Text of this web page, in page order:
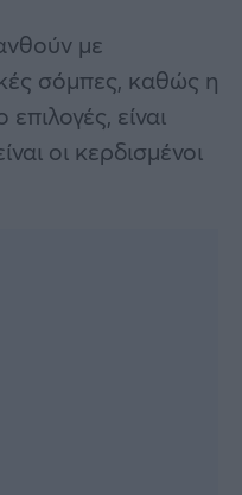
με
σόμπες, καθώς η
είναι
οι κερδισμένοι